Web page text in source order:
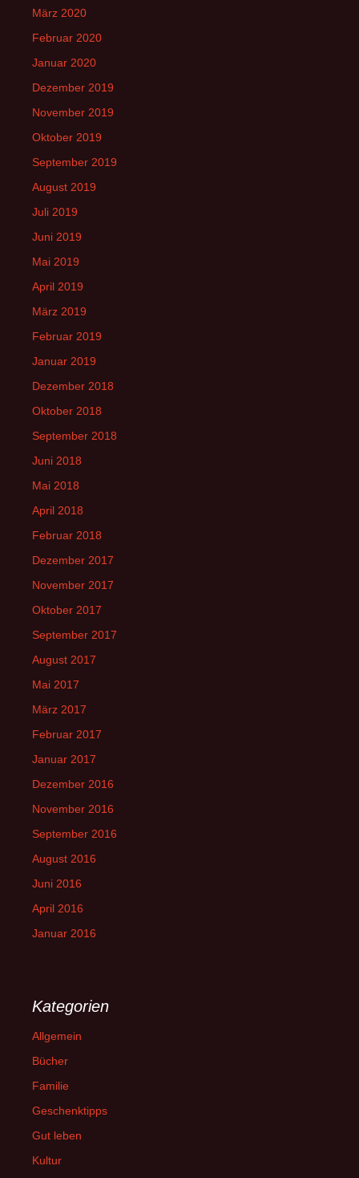
März 2020
Februar 2020
Januar 2020
Dezember 2019
November 2019
Oktober 2019
September 2019
August 2019
Juli 2019
Juni 2019
Mai 2019
April 2019
März 2019
Februar 2019
Januar 2019
Dezember 2018
Oktober 2018
September 2018
Juni 2018
Mai 2018
April 2018
Februar 2018
Dezember 2017
November 2017
Oktober 2017
September 2017
August 2017
Mai 2017
März 2017
Februar 2017
Januar 2017
Dezember 2016
November 2016
September 2016
August 2016
Juni 2016
April 2016
Januar 2016
Kategorien
Allgemein
Bücher
Familie
Geschenktipps
Gut leben
Kultur